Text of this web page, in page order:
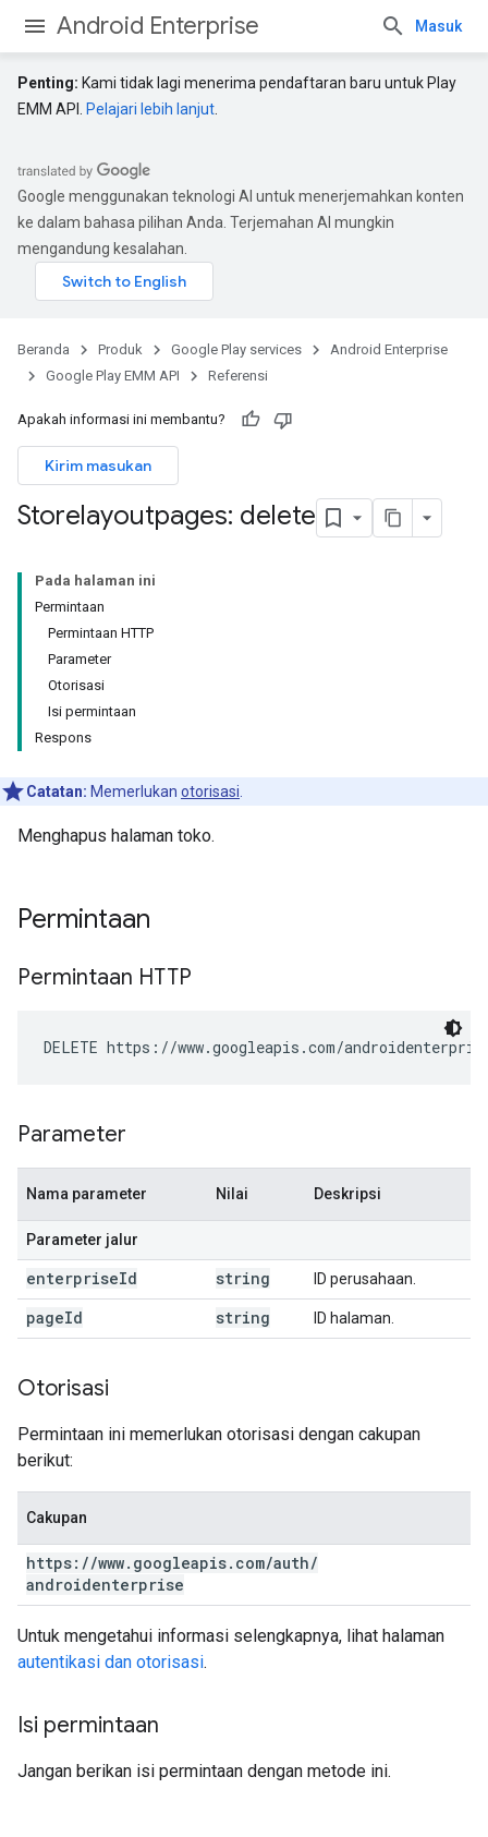
Android Enterprise Masuk
Penting: Kami tidak lagi menerima pendaftaran baru untuk Play
EMM API.
Pelajari lebih lanjut
Google menggunakan teknologi AI untuk menerjemahkan konten
ke dalam bahasa pilihan Anda. Terjemahan AI mungkin
mengandung kesalahan.
Beranda Produk Google Play services
Android Enterprise
Google Play EMM API
Referensi
Apakah informasi ini membantu?
Kirim masukan
Storelayoutpages: delete
Pada halaman ini
Permintaan
Permintaan HTTP
Parameter
Otorisasi
Isi permintaan
Respons
Catatan: Memerlukan otorisasi
Menghapus halaman toko.
Permintaan
Permintaan HTTP
DELETE https://www.googleapis.com/
Parameter
Nama parameter Nilai Deskripsi
Parameter jalur
enterpriseId string ID perusahaan.
pageId string ID halaman.
Otorisasi
Permintaan ini memerlukan otorisasi dengan cakupan
berikut:
Cakupan
https: //www. googleapis. com/auth/
androidenterprise
Untuk mengetahui informasi selengkapnya, lihat halaman
autentikasi dan otorisasi.
Isi permintaan
Jangan berikan isi permintaan dengan metode ini.